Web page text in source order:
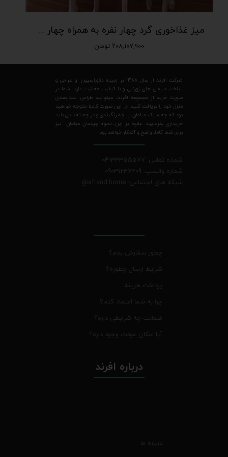
میز غذاخوری گرد چهار نفره به همراه چهار صندلی
۲۰۸,۱۰۷,۹۰۰ تومان
شرکت افرند از سال 1388 در زمینه دکوراسیون و طراحی و
ساخت مبلمان های ژورنالی و با کیفیت فعالیت دارد. شما در
صورت خرید از مجموعه افرند، میتوانید طراحی سه بعدی
منزل خود را دریافت کنید. در این صورت کاملا متوجه خواهید
بود که چه سبک مبلمان، با چه رنگبندی و در چه تعدادی باید
خریداری بفرمایید. علاوه بر این، نحوه چیدمان مبلمان نیز
برای شما کاملا واضح و آشکار خواهد بود.
شماره تماس: 04133355577
شماره واتسپ: 09031237209
شبکه های اجتماعی: afrand.home
@
چطور سفارش بدم؟
شرایط ارسال چطوره؟
پرداخت هزینه
چرا به شما اعتماد کنم؟
ضمانت چه شرایطی داره؟
آیا امکان عودت وجود داره؟
درباره افرند
درباره ما